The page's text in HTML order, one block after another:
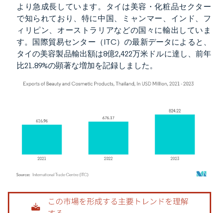
より急成長しています。タイは美容・化粧品セクター
で知られており、特に中国、ミャンマー、インド、フ
ィリピン、オーストラリアなどの国々に輸出していま
す。国際貿易センター（ITC）の最新データによると、
タイの美容製品輸出額は8億2,422万米ドルに達し、前年
比21.89%の顕著な増加を記録しました。
画像 © Mordor Intelligence。再利用にはCC BY 4.0の表示が必要です。